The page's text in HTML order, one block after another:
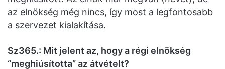
az elnökség még nincs, így most a legfontosabb
a szervezet kialakítása.
Sz365.: Mit jelent az, hogy a régi elnökség
“meghiúsította” az átvételt?